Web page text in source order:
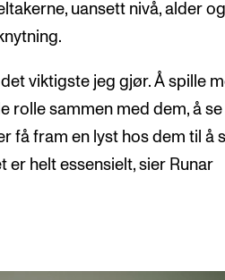
uansett nivå, alder og
viktigste jeg gjør. Å spille
rolle sammen med dem, å
få fram en lyst hos dem til å
er helt essensielt, sier Runar